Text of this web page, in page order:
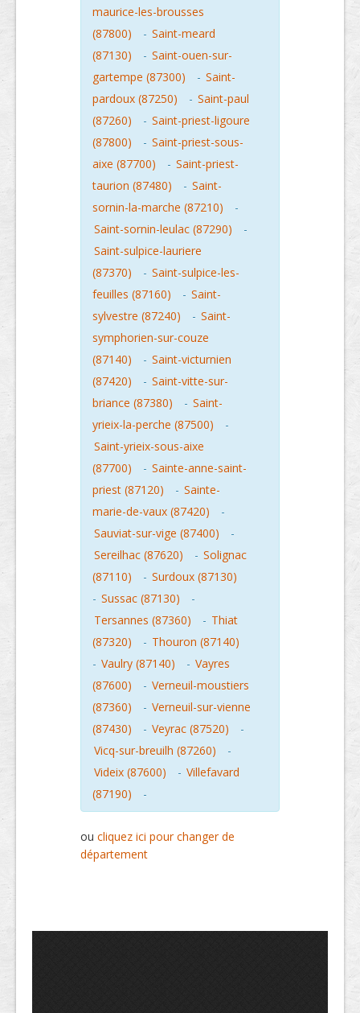
maurice-les-brousses
(87800)
- Saint-meard
(87130)
- Saint-ouen-sur-
gartempe (87300)
- Saint-
pardoux (87250)
- Saint-paul
(87260)
- Saint-priest-ligoure
(87800)
- Saint-priest-sous-
aixe (87700)
- Saint-priest-
taurion (87480)
- Saint-
sornin-la-marche (87210)
-
Saint-sornin-leulac (87290)
-
Saint-sulpice-lauriere
(87370)
- Saint-sulpice-les-
feuilles (87160)
- Saint-
sylvestre (87240)
- Saint-
symphorien-sur-couze
(87140)
- Saint-victurnien
(87420)
- Saint-vitte-sur-
briance (87380)
- Saint-
yrieix-la-perche (87500)
-
Saint-yrieix-sous-aixe
(87700)
- Sainte-anne-saint-
priest (87120)
- Sainte-
marie-de-vaux (87420)
-
Sauviat-sur-vige (87400)
-
Sereilhac (87620)
- Solignac
(87110)
- Surdoux (87130)
- Sussac (87130)
-
Tersannes (87360)
- Thiat
(87320)
- Thouron (87140)
- Vaulry (87140) - Vayres
(87600)
- Verneuil-moustiers
(87360)
- Verneuil-sur-vienne
(87430)
- Veyrac (87520)
-
Vicq-sur-breuilh (87260)
-
Videix (87600)
- Villefavard
(87190)
-
ou cliquez ici pour changer de
département